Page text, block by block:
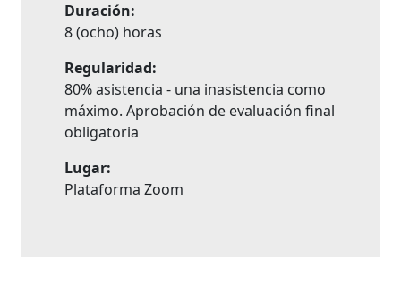
Duración:
8 (ocho) horas
Regularidad:
80% asistencia - una inasistencia como
máximo. Aprobación de evaluación final
obligatoria
Lugar:
Plataforma Zoom